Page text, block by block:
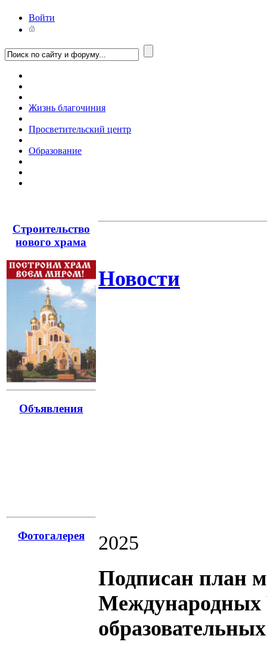
Войти
Жизнь благочиния
Просветительский центр
Образование
Строительство
нового храма
Объявления
Фотогалерея
Новости
2025
Подписан план
Международных